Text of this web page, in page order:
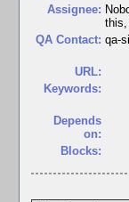
Assignee:
QA Contact: qa-
URL:
Keywords:
Depends
on:
Blocks: